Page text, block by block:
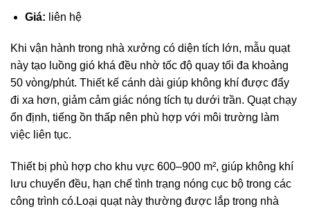
Giá: liên hệ
Khi vận hành trong nhà xưởng có diện tích lớn, mẫu quạt
này tạo luồng gió khá đều nhờ tốc độ quay tối đa khoảng
50 vòng/phút. Thiết kế cánh dài giúp không khí được đẩy
đi xa hơn, giảm cảm giác nóng tích tụ dưới trần. Quạt chạy
ổn định, tiếng ồn thấp nên phù hợp với môi trường làm
việc liên tục.
Thiết bị phù hợp cho khu vực 600–900 m², giúp không khí
lưu chuyển đều, hạn chế tình trạng nóng cục bộ trong các
công trình có.Loại quạt này thường được lắp trong nhà